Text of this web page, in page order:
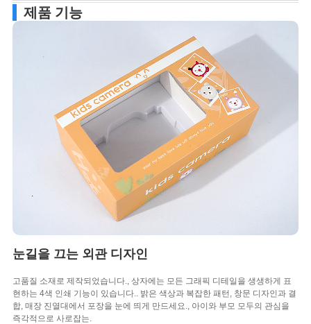
제품 기능
눈길을 끄는 외관 디자인
고품질 소재로 제작되었습니다., 상자에는 모든 그래픽 디테일을 생생하게 표
현하는 4색 인쇄 기능이 있습니다.. 밝은 색상과 복잡한 패턴, 창문 디자인과 결
합, 매장 진열대에서 포장을 눈에 띄게 만드세요., 아이와 부모 모두의 관심을
즉각적으로 사로잡는.